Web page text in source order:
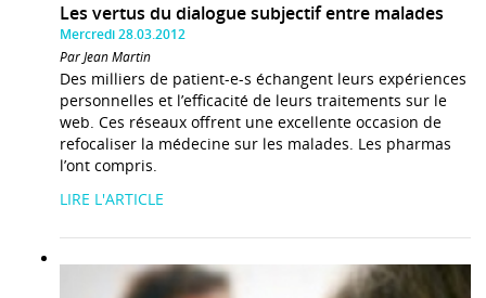
Les vertus du dialogue subjectif entre malades
Mercredi 28.03.2012
Par Jean Martin
Des milliers de patient-e-s échangent leurs expériences
personnelles et l’efficacité de leurs traitements sur le
web. Ces réseaux offrent une excellente occasion de
refocaliser la médecine sur les malades. Les pharmas
l’ont compris.
LIRE L'ARTICLE